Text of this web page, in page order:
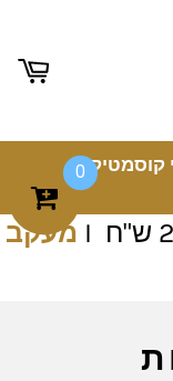
קוסמטיקה
מעקב
0